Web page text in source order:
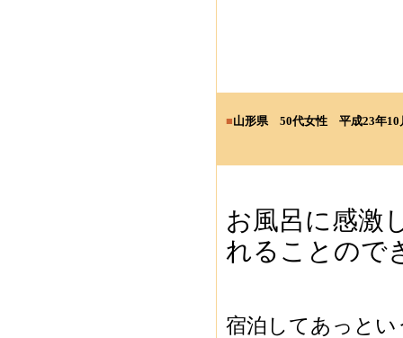
■山形県 50代女性 平成23年10
お風呂に感激
れることので
宿泊してあっと